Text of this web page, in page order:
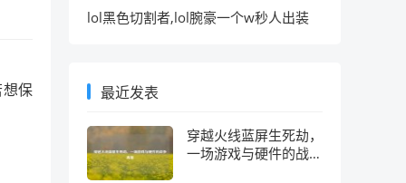
保
lol黑色切割者,lol腕豪一个w秒人出装
最近发表
穿越火线蓝屏生死劫，
一场游戏与硬件的战争